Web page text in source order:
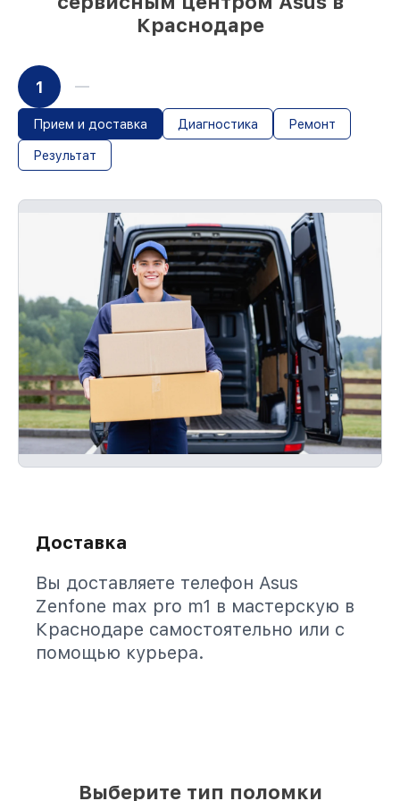
Краснодаре
1
Прием и доставка Диагностика Ремонт
Результат
Доставка
Вы доставляете телефон Asus
Zenfone max pro m1 в мастерскую в
Краснодаре самостоятельно или с
помощью курьера.
Выберите тип поломки